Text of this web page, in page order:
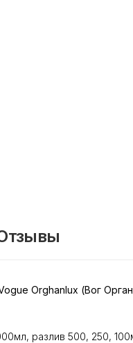
Orghanlux (Вог
разлив 500, 250,